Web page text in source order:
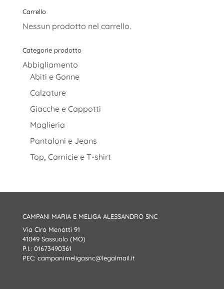
Carrello
Nessun prodotto nel carrello.
Categorie prodotto
Abbigliamento
Abiti e Gonne
Calzature
Giacche e Cappotti
Maglieria
Pantaloni e Jeans
Top, Camicie e T-shirt
CAMPANI MARIA E MELIGA ALESSANDRO SNC
Via Ciro Menotti 91
41049 Sassuolo (MO)
P.I.: 01673490361
PEC: campanimeligasnc@legalmail.it